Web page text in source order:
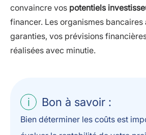
convaincre vos potentiels
financer. Les organismes bancaires
garanties, vos prévisions
réalisées avec minutie.
Bon à savoir :
Bien déterminer les coûts est